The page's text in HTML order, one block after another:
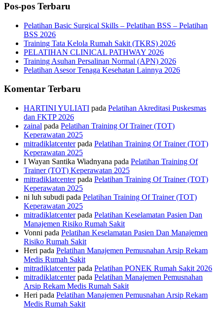
Pos-pos Terbaru
Pelatihan Basic Surgical Skills – Pelatihan BSS – Pelatihan
BSS 2026
Training Tata Kelola Rumah Sakit (TKRS) 2026
PELATIHAN CLINICAL PATHWAY 2026
Training Asuhan Persalinan Normal (APN) 2026
Pelatihan Asesor Tenaga Kesehatan Lainnya 2026
Komentar Terbaru
HARTINI YULIATI pada Pelatihan Akreditasi Puskesmas
dan FKTP 2026
zainal pada Pelatihan Training Of Trainer (TOT)
Keperawatan 2025
mitradiklatcenterpada Pelatihan Training Of Trainer (TOT)
Keperawatan 2025
I Wayan Santika Wiadnyana pada Pelatihan Training Of
Trainer (TOT) Keperawatan 2025
mitradiklatcenterpada Pelatihan Training Of Trainer (TOT)
Keperawatan 2025
ni luh subudi pada Pelatihan Training Of Trainer (TOT)
Keperawatan 2025
mitradiklatcenterpada Pelatihan Keselamatan Pasien Dan
Manajemen Risiko Rumah Sakit
Vonni pada Pelatihan Keselamatan Pasien Dan Manajemen
Risiko Rumah Sakit
Heri pada Pelatihan Manajemen Pemusnahan Arsip Rekam
Medis Rumah Sakit
mitradiklatcenterpada Pelatihan PONEK Rumah Sakit 2026
mitradiklatcenterpada Pelatihan Manajemen Pemusnahan
Arsip Rekam Medis Rumah Sakit
Heri pada Pelatihan Manajemen Pemusnahan Arsip Rekam
Medis Rumah Sakit